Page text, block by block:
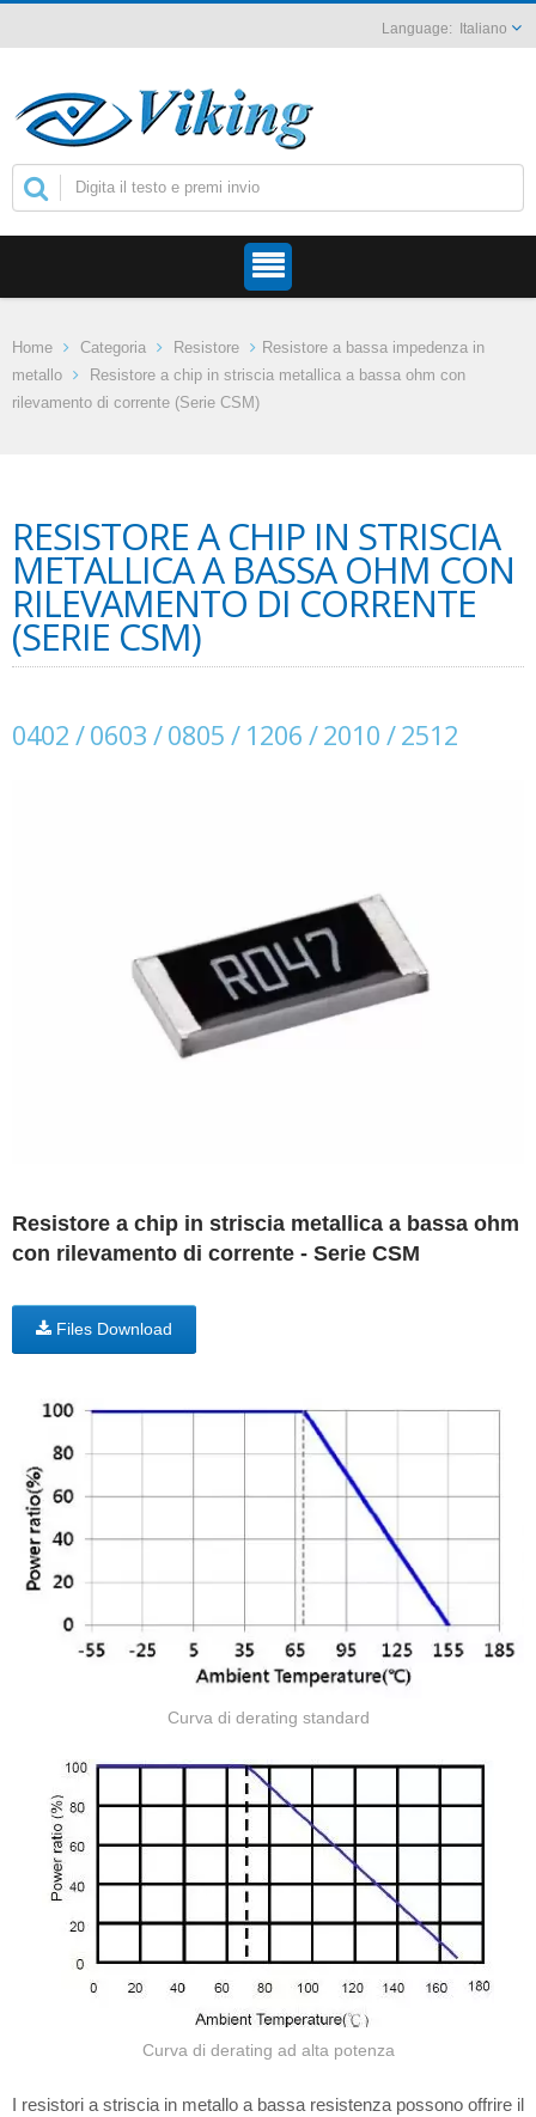
Italiano
Home Categoria Resistore
Resistore a bassa impedenza in
metallo
Resistore a chip in striscia metallica a bassa ohm con
rilevamento di corrente (Serie CSM)
RESISTORE A CHIP IN STRISCIA
METALLICA A BASSA OHM CON
RILEVAMENTO DI CORRENTE
(SERIE CSM)
0402 / 0603 / 0805 / 1206 / 2010 / 2512
Resistore a chip in striscia metallica a bassa ohm
con rilevamento di corrente - Serie CSM
Files Download
Curva di derating standard
Curva di derating ad alta potenza
I resistori a striscia in metallo a bassa resistenza possono offrire il